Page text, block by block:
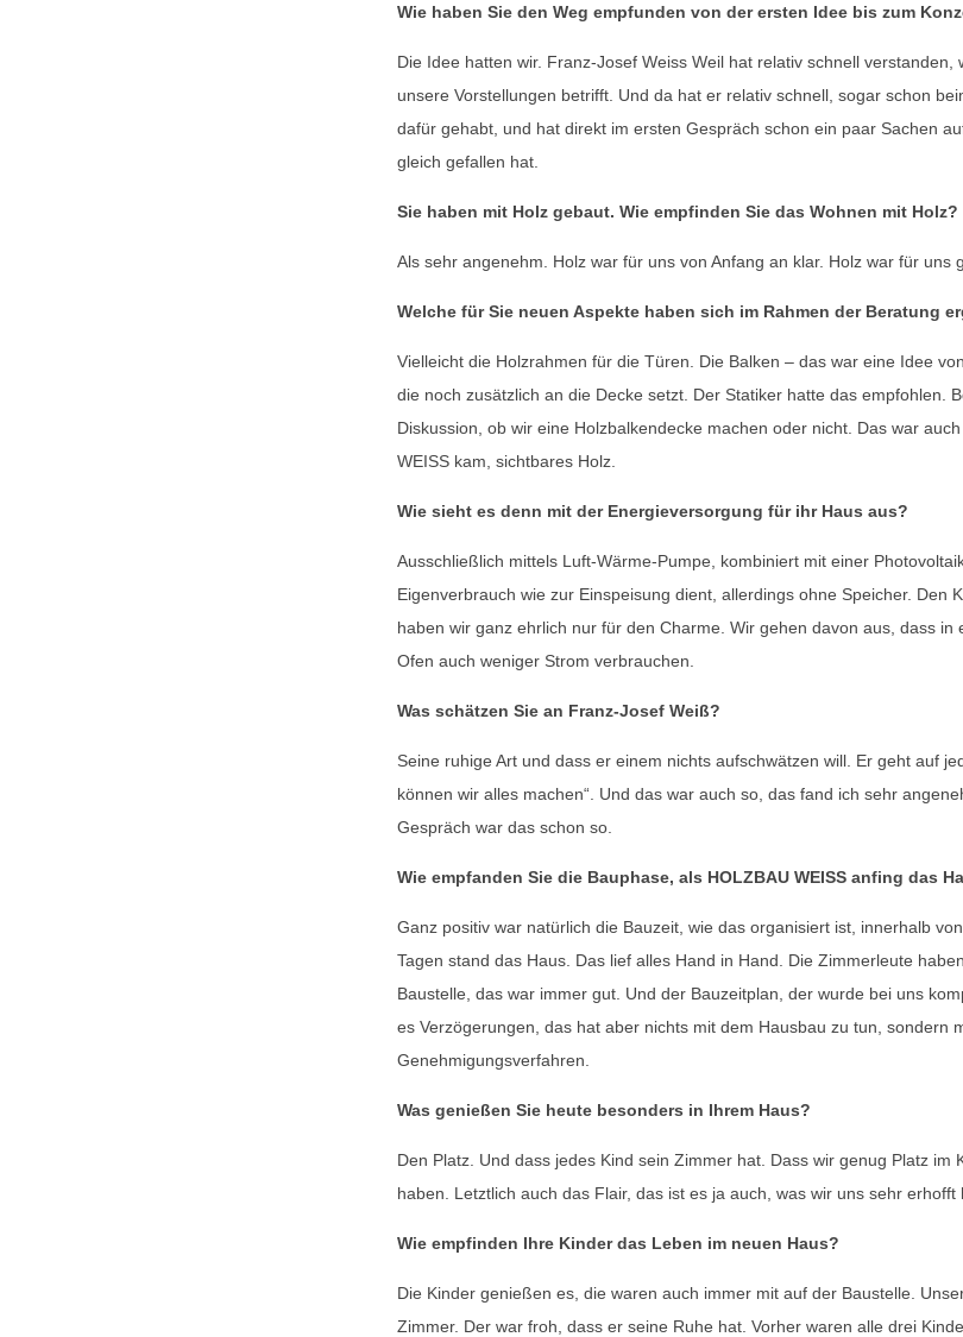
Wie haben Sie den Weg empfunden von der ersten Idee bis zum
Die Idee hatten wir. Franz-Josef Weiss Weil hat relativ schnell verstanden,
unsere Vorstellungen betrifft. Und da hat er relativ schnell, sogar schon
dafür gehabt, und hat direkt im ersten Gespräch schon ein paar Sachen
gleich gefallen hat.
Sie haben mit Holz gebaut. Wie empfinden Sie das Wohnen mit Holz?
Als sehr angenehm. Holz war für uns von Anfang an klar. Holz war für uns
Welche für Sie neuen Aspekte haben sich im Rahmen der Beratung
Vielleicht die Holzrahmen für die Türen. Die Balken – das war eine Idee
die noch zusätzlich an die Decke setzt. Der Statiker hatte das empfohlen.
Diskussion, ob wir eine Holzbalkendecke machen oder nicht. Das war
WEISS kam, sichtbares Holz.
Wie sieht es denn mit der Energieversorgung für ihr Haus aus?
Ausschließlich mittels Luft-Wärme-Pumpe, kombiniert mit einer
Eigenverbrauch wie zur Einspeisung dient, allerdings ohne Speicher. Den
haben wir ganz ehrlich nur für den Charme. Wir gehen davon aus, dass in
Ofen auch weniger Strom verbrauchen.
Was schätzen Sie an Franz-Josef Weiß?
Seine ruhige Art und dass er einem nichts aufschwätzen will. Er geht auf
können wir alles machen“. Und das war auch so, das fand ich sehr
Gespräch war das schon so.
Wie empfanden Sie die Bauphase, als HOLZBAU WEISS anfing das
Ganz positiv war natürlich die Bauzeit, wie das organisiert ist, innerhalb
Tagen stand das Haus. Das lief alles Hand in Hand. Die Zimmerleute
Baustelle, das war immer gut. Und der Bauzeitplan, der wurde bei uns
es Verzögerungen, das hat aber nichts mit dem Hausbau zu tun, sondern
Genehmigungsverfahren.
Was genießen Sie heute besonders in Ihrem Haus?
Den Platz. Und dass jedes Kind sein Zimmer hat. Dass wir genug Platz im
haben. Letztlich auch das Flair, das ist es ja auch, was wir uns sehr erhofft
Wie empfinden Ihre Kinder das Leben im neuen Haus?
Die Kinder genießen es, die waren auch immer mit auf der Baustelle.
Zimmer. Der war froh, dass er seine Ruhe hat. Vorher waren alle drei